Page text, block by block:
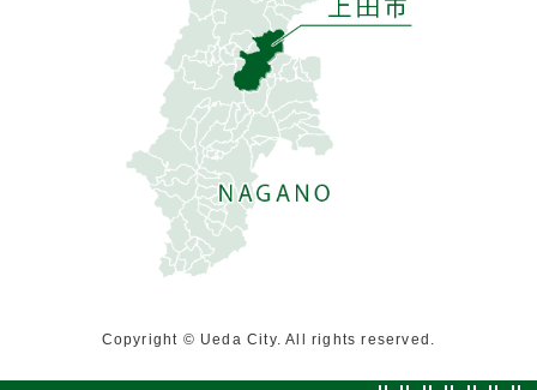
Copyright © Ueda City. All rights reserved.